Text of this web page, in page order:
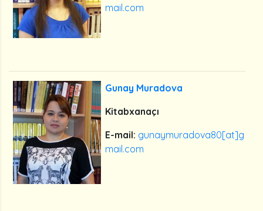
mail.com
Gunay Muradova
Kitabxanaçı
E-mail: gunaymuradova80[at]g
mail.com